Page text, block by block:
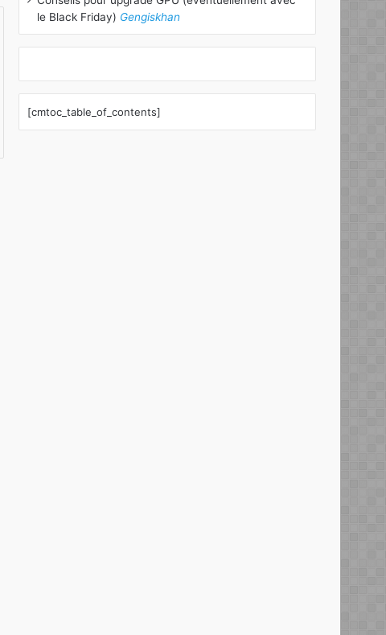
le Black Friday) Gengiskhan
[cmtoc_table_of_contents]